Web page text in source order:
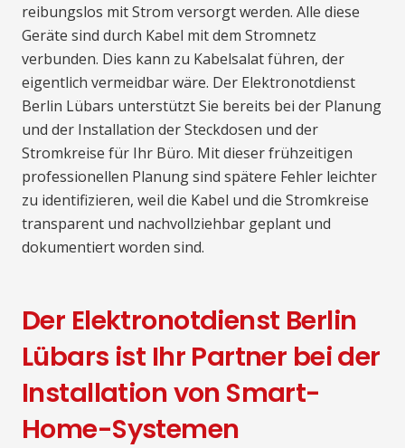
reibungslos mit Strom versorgt werden. Alle diese
Geräte sind durch Kabel mit dem Stromnetz
verbunden. Dies kann zu Kabelsalat führen, der
eigentlich vermeidbar wäre. Der Elektronotdienst
Berlin Lübars unterstützt Sie bereits bei der Planung
und der Installation der Steckdosen und der
Stromkreise für Ihr Büro. Mit dieser frühzeitigen
professionellen Planung sind spätere Fehler leichter
zu identifizieren, weil die Kabel und die Stromkreise
transparent und nachvollziehbar geplant und
dokumentiert worden sind.
Der Elektronotdienst Berlin
Lübars ist Ihr Partner bei der
Installation von Smart-
Home-Systemen